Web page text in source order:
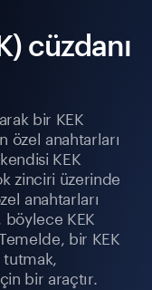
cüzdanı
bir KEK
özel anahtarları
KEK
zinciri üzerinde
anahtarları
KEK
bir KEK
tutmak,
bir araçtır.